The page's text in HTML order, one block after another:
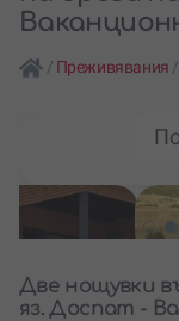
/ Преживявания /
Две нощувки
яз. Доспат -